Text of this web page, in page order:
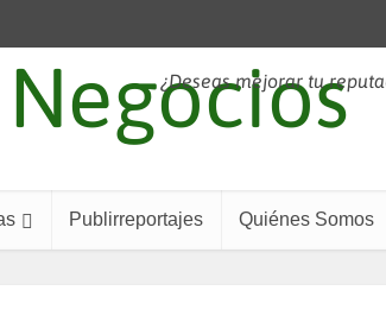
¿Deseas mejorar tu
Publirreportajes Quiénes Somos